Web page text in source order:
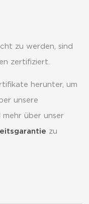
zu werden, sind
zertifiziert.
herunter, um
unsere
über unser
zu